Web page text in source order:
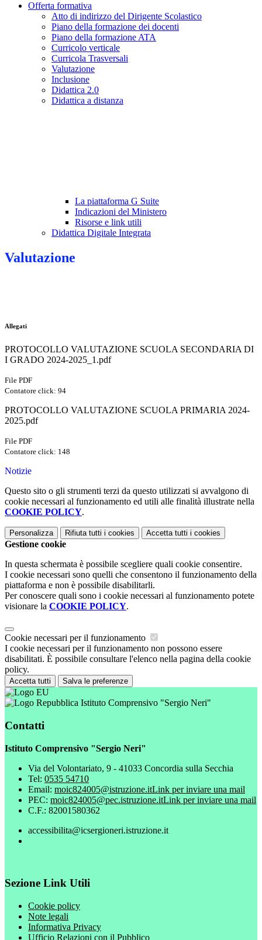
Offerta formativa
Atto di indirizzo del Dirigente Scolastico
Piano della formazione dei docenti
Piano della formazione ATA
Curricolo verticale
Curricola Trasversali
Valutazione
Inclusione
Didattica 2.0
Didattica a distanza
La piattaforma G Suite
Indicazioni del Ministero
Risorse e link utili
Didattica Digitale Integrata
Valutazione
Allegati
PROTOCOLLO VALUTAZIONE SCUOLA SECONDARIA DI
I GRADO 2024-2025_1.pdf
File PDF
Contatore click: 94
PROTOCOLLO VALUTAZIONE SCUOLA PRIMARIA 2024-
2025.pdf
File PDF
Contatore click: 148
Notizie
Questo sito o gli strumenti terzi da questo utilizzati si avvalgono di
cookie necessari al funzionamento ed utili alle finalità illustrate nella
COOKIE POLICY.
Personalizza Rifiuta tutti i cookies Accetta tutti i cookies
Gestione cookie
In questa schermata è possibile scegliere quali cookie consentire.
I cookie necessari sono quelli che consentono il funzionamento della
piattaforma e non è possibile disabilitarli.
Per conoscere quali sono i cookie necessari al funzionamento potete
visionare la COOKIE POLICY.
Cookie necessari per il funzionamento
I cookie necessari per il funzionamento non possono essere
disabilitati. È possibile consultare l'elenco nella pagina della cookie
policy.
Accetta tutti Salva le preferenze
Istituto Comprensivo "Sergio Neri"
Contatti
Istituto Comprensivo "Sergio Neri"
Via del Volontariato, 9 - 41033 Concordia sulla Secchia
Tel: 0535 54710
Email: moic824005@istruzione.itLink per inviare una mail
PEC: moic824005@pec.istruzione.itLink per inviare una mail
C.F.: 82001580362
accessibilita@icsergioneri.istruzione.it
Sezione Link Utili
Cookie policy
Note legali
Informativa Privacy
Ufficio Relazioni con il Pubblico